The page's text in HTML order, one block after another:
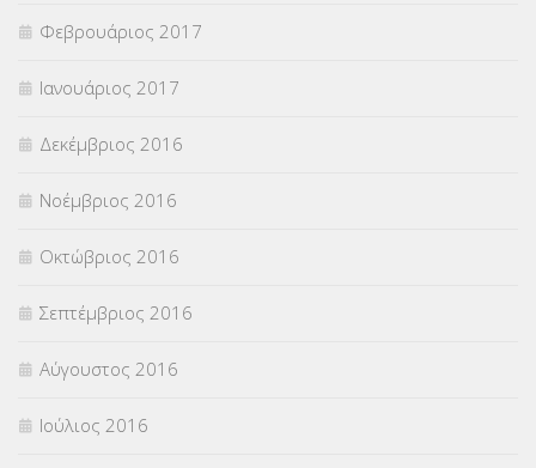
Φεβρουάριος 2017
Ιανουάριος 2017
Δεκέμβριος 2016
Νοέμβριος 2016
Οκτώβριος 2016
Σεπτέμβριος 2016
Αύγουστος 2016
Ιούλιος 2016